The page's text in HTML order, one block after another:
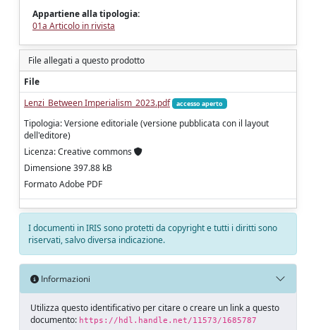
Appartiene alla tipologia:
01a Articolo in rivista
File allegati a questo prodotto
File
Lenzi_Between Imperialism_2023.pdf
accesso aperto
Tipologia: Versione editoriale (versione pubblicata con il layout
dell'editore)
Licenza: Creative commons
Dimensione 397.88 kB
Formato Adobe PDF
I documenti in IRIS sono protetti da copyright e tutti i diritti sono
riservati, salvo diversa indicazione.
Informazioni
Utilizza questo identificativo per citare o creare un link a questo
documento: https://hdl.handle.net/11573/1685787